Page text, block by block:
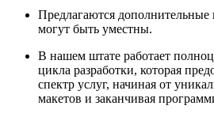
Предлагаются
могут быть уместны.
В нашем штате работает
цикла разработки, которая
спектр услуг, начиная от
макетов и заканчивая